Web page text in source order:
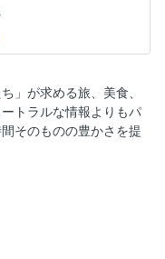
」が求める旅、美食、
トラルな情報よりもパ
そのものの豊かさを提